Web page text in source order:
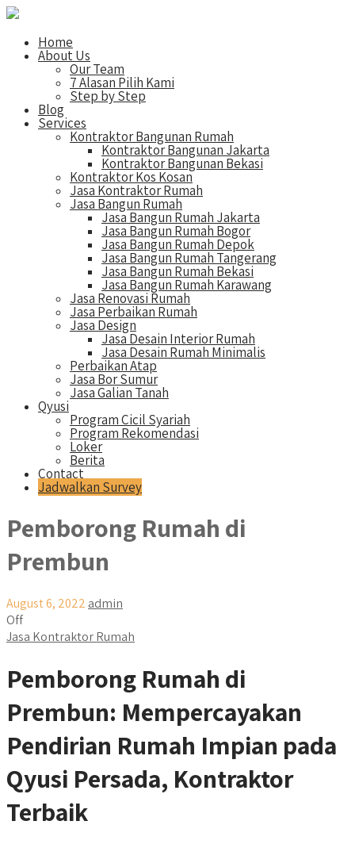
Home
About Us
Our Team
7 Alasan Pilih Kami
Step by Step
Blog
Services
Kontraktor Bangunan Rumah
Kontraktor Bangunan Jakarta
Kontraktor Bangunan Bekasi
Kontraktor Kos Kosan
Jasa Kontraktor Rumah
Jasa Bangun Rumah
Jasa Bangun Rumah Jakarta
Jasa Bangun Rumah Bogor
Jasa Bangun Rumah Depok
Jasa Bangun Rumah Tangerang
Jasa Bangun Rumah Bekasi
Jasa Bangun Rumah Karawang
Jasa Renovasi Rumah
Jasa Perbaikan Rumah
Jasa Design
Jasa Desain Interior Rumah
Jasa Desain Rumah Minimalis
Perbaikan Atap
Jasa Bor Sumur
Jasa Galian Tanah
Qyusi
Program Cicil Syariah
Program Rekomendasi
Loker
Berita
Contact
Jadwalkan Survey
Pemborong Rumah di
Prembun
August 6, 2022 admin
Off
Jasa Kontraktor Rumah
Pemborong Rumah di
Prembun: Mempercayakan
Pendirian Rumah Impian pada
Qyusi Persada, Kontraktor
Terbaik